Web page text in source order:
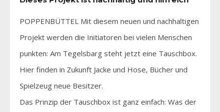
POPPENBÜTTEL Mit diesem neuen und nachhaltigen
Projekt werden die Initiatoren bei vielen Menschen
punkten: Am Tegelsbarg steht jetzt eine Tauschbox.
Hier finden in Zukunft Jacke und Hose, Bücher und
Spielzeug neue Besitzer.
Das Prinzip der Tauschbox ist ganz einfach: Was der